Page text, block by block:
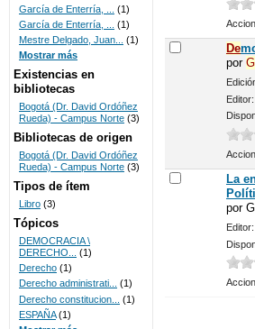
De
por
Editor:
La
por
Editor:
García de Enterría, ...
(1)
García de Enterría, ...
(1)
Mestre Delgado, Juan...
(1)
Mostrar más
Existencias en
bibliotecas
Bogotá (Dr. David Ordóñez
Rueda) - Campus Norte (3)
Bibliotecas de origen
Bogotá (Dr. David Ordóñez
Rueda) - Campus Norte (3)
Tipos de ítem
Libro (3)
Tópicos
DEMOCRACIA \
DERECHO...
(1)
Derecho (1)
Derecho administrati... (1)
Derecho constitucion...
(1)
ESPAÑA (1)